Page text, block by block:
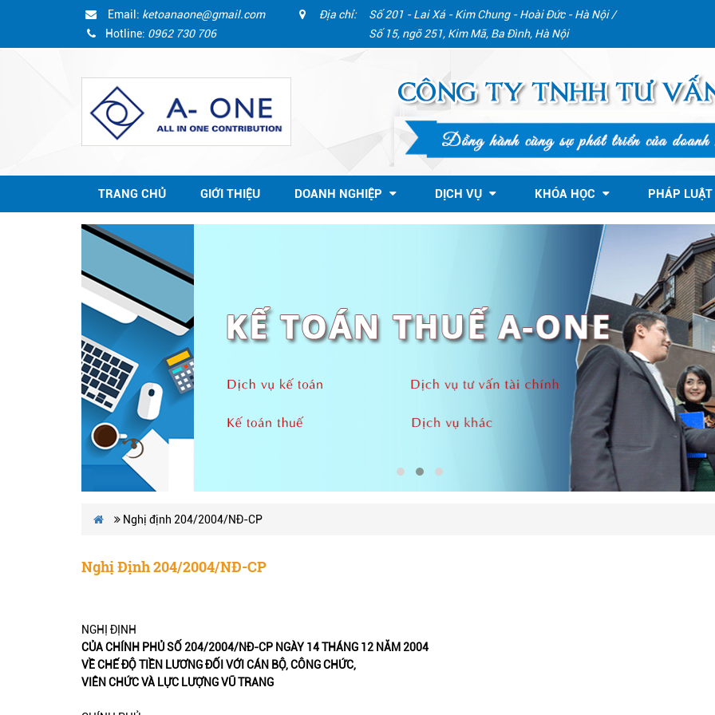
Email: ketoanaone@gmail.com
Hotline: 0962 730 706
Địa chỉ:
Số 201 - Lai Xá - Kim Chung - Hoài Đức - Hà Nội /
Số 15, ngõ 251, Kim Mã, Ba Đình, Hà Nội
TRANG CHỦ GIỚI THIỆU DOANH NGHIỆP DỊCH VỤ KHÓA HỌC PHÁP LUẬT
Nghị định 204/2004/NĐ-CP
Nghị Định 204/2004/NĐ-CP
NGHỊ ĐỊNH
CỦA CHÍNH PHỦ SỐ 204/2004/NĐ-CP NGÀY 14 THÁNG 12 NĂM 2004
VỀ CHẾ ĐỘ TIỀN LƯƠNG ĐỐI VỚI CÁN BỘ, CÔNG CHỨC,
VIÊN CHỨC VÀ LỰC LƯỢNG VŨ TRANG